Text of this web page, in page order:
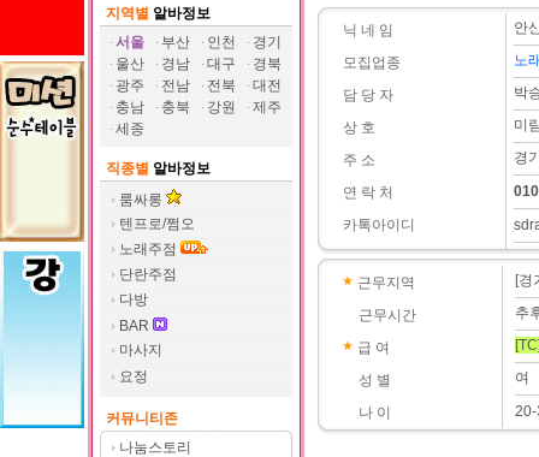
지역별 알바정보
서울
부산 인천
경기
울산
경남 대구
경북
광주
전남 전북
대전
충남
충북 강원
제주
세종
직종별 알바정보
룸싸롱
텐프로/쩜오
노래주점
단란주점
다방
BAR
마사지
요정
커뮤니티존
나눔스토리
닉 네 임
모집업종
담 당 자
상 호
주 소
연 락 처
카톡아이디
안
노
박
미
경
근무지역
근무시간
급 여
성 별
나 이
[경
추
여